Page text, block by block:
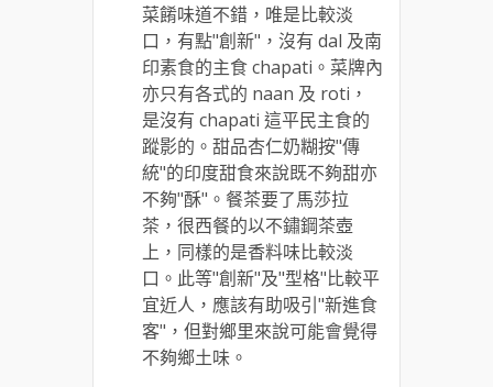
菜餚味道不錯，唯是比較淡
口，有點"創新"，沒有 dal 及南
印素食的主食 chapati。菜牌內
亦只有各式的 naan 及 roti，
是沒有 chapati 這平民主食的
蹤影的。甜品杏仁奶糊按"傳
統"的印度甜食來說既不夠甜亦
不夠"酥"。餐茶要了馬莎拉
茶，很西餐的以不鏽鋼茶壺
上，同樣的是香料味比較淡
口。此等"創新"及"型格"比較平
宜近人，應該有助吸引"新進食
客"，但對鄉里來說可能會覺得
不夠鄉土味。